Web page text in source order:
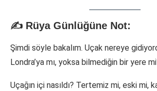
✍️ Rüya Günlüğüne Not:
Şimdi söyle bakalım. Uçak nereye
Londra’ya mı, yoksa bilmediğin bir yere
Uçağın içi nasıldı? Tertemiz mi, eski mi,